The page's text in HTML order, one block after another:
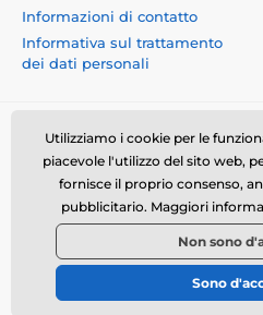
Informazioni di contatto
Informativa sul trattamento
dei dati personali
Momanio s.r.o., Okružní
republic, VAT:
© 2026 www.momanio.it ⦁ Il
Utilizziamo i cookie per le
piacevole l'utilizzo del sito web,
fornisce il proprio consenso,
pubblicitario. Maggiori
Non sono
Sono